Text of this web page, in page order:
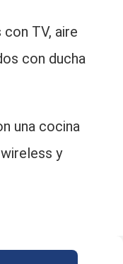
TV, aire
con ducha
una cocina
y